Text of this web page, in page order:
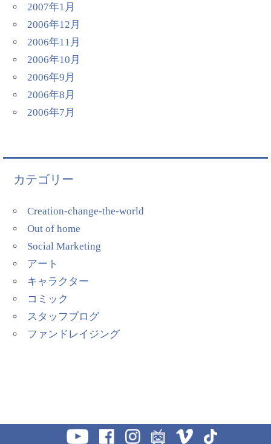
2007年1月
2006年12月
2006年11月
2006年10月
2006年9月
2006年8月
2006年7月
カテゴリー
Creation-change-the-world
Out of home
Social Marketing
アート
キャラクター
コミック
スタッフブログ
ファンドレイジング